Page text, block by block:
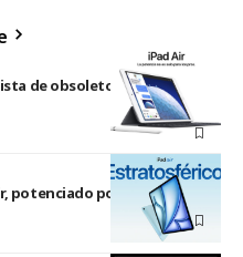
de obsoletos y antiguos
potenciado por el M4